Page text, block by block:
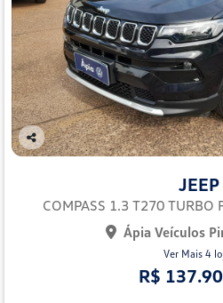
Co
JEEP
COMPASS 1.3 T270 TURBO
Ápia Veículos
Ver Mais 4
R$